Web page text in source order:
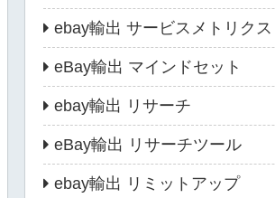
ebay輸出 サービスメトリクス
eBay輸出 マインドセット
ebay輸出 リサーチ
eBay輸出 リサーチツール
ebay輸出 リミットアップ